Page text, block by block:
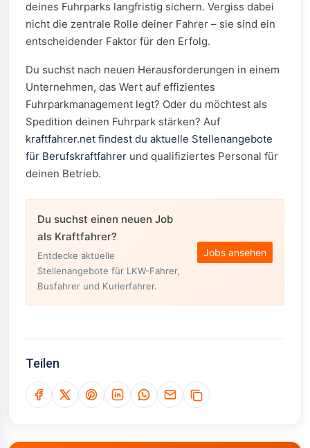
deines Fuhrparks langfristig sichern. Vergiss dabei
nicht die zentrale Rolle deiner Fahrer – sie sind ein
entscheidender Faktor für den Erfolg.
Du suchst nach neuen Herausforderungen in einem
Unternehmen, das Wert auf effizientes
Fuhrparkmanagement legt? Oder du möchtest als
Spedition deinen Fuhrpark stärken? Auf
kraftfahrer.net findest du aktuelle Stellenangebote
für Berufskraftfahrer und qualifiziertes Personal für
deinen Betrieb.
Du suchst einen neuen Job
als Kraftfahrer?
Entdecke aktuelle
Stellenangebote für LKW-Fahrer,
Busfahrer und Kurierfahrer.
Jobs ansehen
Teilen